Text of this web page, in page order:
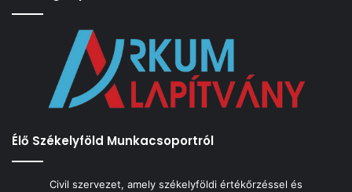
Élő Székelyföld Munkacsoportról
Civil szervezet, amely székelyföldi értékőrzéssel és